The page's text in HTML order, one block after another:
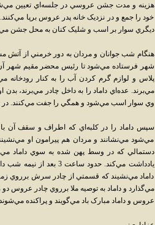
هزينه و مدت جشن عروسي در جلسه‌اي تعيين
خود را جمع و در نزديک خانه پدر عروس برپا
ديگري سوار بر اسب و شليک کنان به محل جشن
هنگام شب جوانان و مردان به دور خرمني از
پلاس و لوازم گرم کردن آب را به کنار رودخانه
مي‌برند. عده‌اي داماد را به داخل چادر مي‌برند،
وي سوار اسب مي‌شود و همگي را جفت مي‌کنند. در بين
سپس داماد را در کلبه‌اي که اطراف و سقف آن
مي‌شود مي‌نشانند و مردان هم پيرامون او
دستمالي که در وسط پهن شده به سوي داماد
يادداشت مي‌کند. حدود
داماد مي‌نشيند که قسمتي از چادر سرش برروي
مي‌گذارد و داماد به توصيه ملا برروي چادر عروس
عروس و داماد مبارک باد مي‌گويند و پراکنده